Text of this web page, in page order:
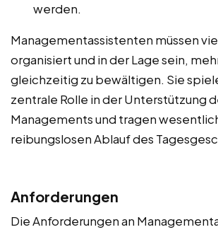
werden.
Managementassistenten müssen
organisiert und in der Lage sein,
gleichzeitig zu bewältigen. Sie
zentrale Rolle in der Unterstützung
Managements und tragen
reibungslosen Ablauf des
Anforderungen
Die Anforderungen an